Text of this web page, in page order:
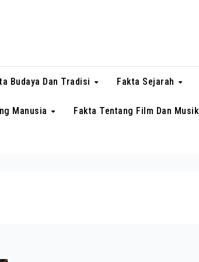
Budaya Dan Tradisi Fakta Sejarah
Manusia Fakta Tentang Film Dan Musik